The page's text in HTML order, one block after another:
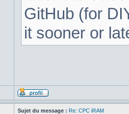
GitHub (for
it sooner or
Sujet du message : Re: CPC iRAM